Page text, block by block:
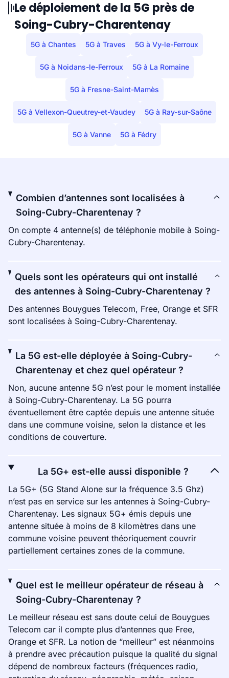
Le déploiement de la 5G près de
Soing-Cubry-Charentenay
5G à Chantes 5G à Traves 5G à Vy-le-Ferroux
5G à Noidans-le-Ferroux 5G à La Romaine
5G à Fresne-Saint-Mamès
5G à Vellexon-Queutrey-et-Vaudey 5G à Ray-sur-Saône
5G à Vanne 5G à Fédry
Combien d’antennes sont localisées à
Soing-Cubry-Charentenay ?
On compte 4 antenne(s) de téléphonie mobile à Soing-
Cubry-Charentenay.
Quels sont les opérateurs qui ont installé
des antennes à Soing-Cubry-Charentenay ?
Des antennes Bouygues Telecom, Free, Orange et SFR
sont localisées à Soing-Cubry-Charentenay.
La 5G est-elle déployée à Soing-Cubry-
Charentenay et chez quel opérateur ?
Non, aucune antenne 5G n’est pour le moment installée
à Soing-Cubry-Charentenay. La 5G pourra
éventuellement être captée depuis une antenne située
dans une commune voisine, selon la distance et les
conditions de couverture.
La 5G+ est-elle aussi disponible ?
La 5G+ (5G Stand Alone sur la fréquence 3.5 Ghz)
n’est pas en service sur les antennes à Soing-Cubry-
Charentenay. Les signaux 5G+ émis depuis une
antenne située à moins de 8 kilomètres dans une
commune voisine peuvent théoriquement couvrir
partiellement certaines zones de la commune.
Quel est le meilleur opérateur de réseau à
Soing-Cubry-Charentenay ?
Le meilleur réseau est sans doute celui de Bouygues
Telecom car il compte plus d’antennes que Free,
Orange et SFR. La notion de “meilleur” est néanmoins
à prendre avec précaution puisque la qualité du signal
dépend de nombreux facteurs (fréquences radio,